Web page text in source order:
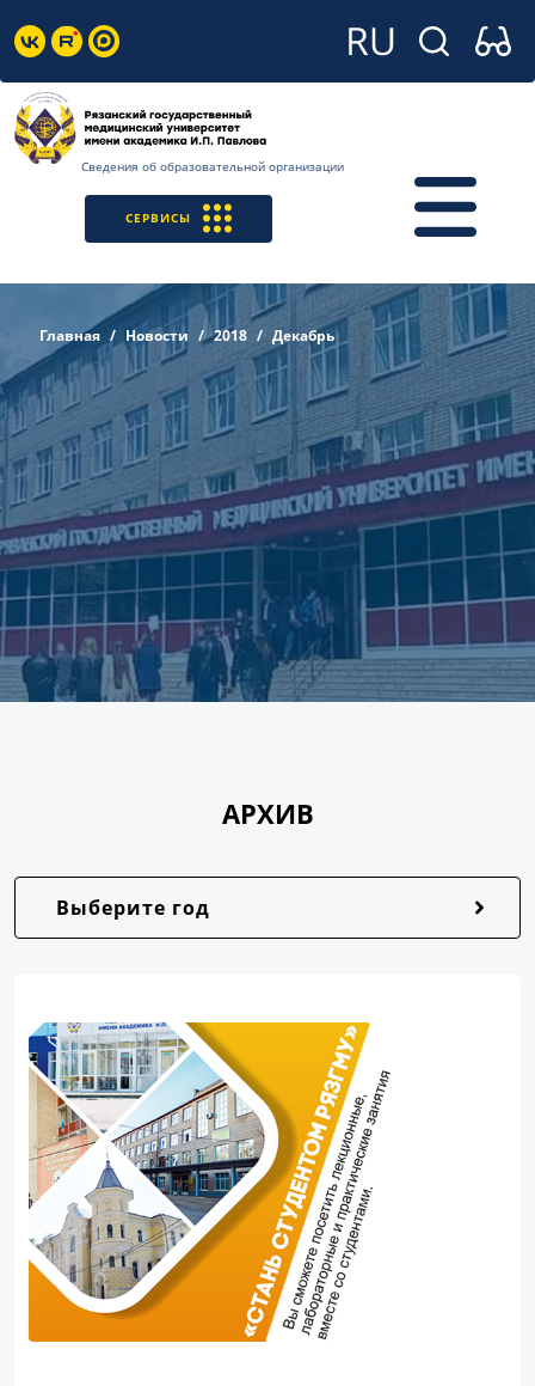
Сведения об образовательной организации
СЕРВИСЫ
Главная Новости 2018 Декабрь
АРХИВ
Выберите год